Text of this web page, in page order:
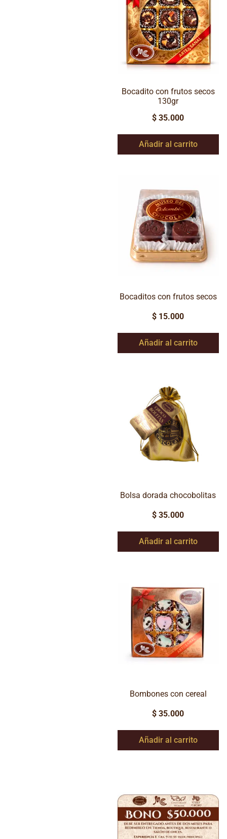
Bocadito con frutos secos
130gr
$ 35.000
Añadir al carrito
Bocaditos con frutos secos
$ 15.000
Añadir al carrito
Bolsa dorada chocobolitas
$ 35.000
Añadir al carrito
Bombones con cereal
$ 35.000
Añadir al carrito